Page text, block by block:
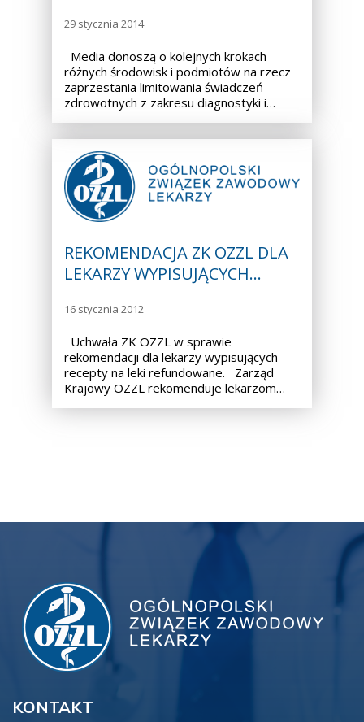
29 stycznia 2014
Media donoszą o kolejnych krokach
różnych środowisk i podmiotów na rzecz
zaprzestania limitowania świadczeń
zdrowotnych z zakresu diagnostyki i…
REKOMENDACJA ZK OZZL DLA
LEKARZY WYPISUJĄCYCH…
16 stycznia 2012
Uchwała ZK OZZL w sprawie
rekomendacji dla lekarzy wypisujących
recepty na leki refundowane. Zarząd
Krajowy OZZL rekomenduje lekarzom…
KONTAKT